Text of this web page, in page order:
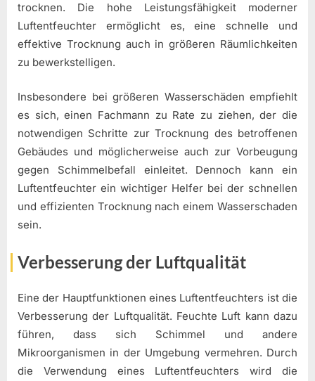
trocknen. Die hohe Leistungsfähigkeit moderner
Luftentfeuchter ermöglicht es, eine schnelle und
effektive Trocknung auch in größeren Räumlichkeiten
zu bewerkstelligen.
Insbesondere bei größeren Wasserschäden empfiehlt
es sich, einen Fachmann zu Rate zu ziehen, der die
notwendigen Schritte zur Trocknung des betroffenen
Gebäudes und möglicherweise auch zur Vorbeugung
gegen Schimmelbefall einleitet. Dennoch kann ein
Luftentfeuchter ein wichtiger Helfer bei der schnellen
und effizienten Trocknung nach einem Wasserschaden
sein.
Verbesserung der Luftqualität
Eine der Hauptfunktionen eines Luftentfeuchters ist die
Verbesserung der Luftqualität. Feuchte Luft kann dazu
führen, dass sich Schimmel und andere
Mikroorganismen in der Umgebung vermehren. Durch
die Verwendung eines Luftentfeuchters wird die